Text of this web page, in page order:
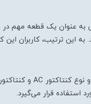
به عنوان یک قطعه مهم در
به این ترتیب، کاربران
استفاده قرار می‌گیرد.